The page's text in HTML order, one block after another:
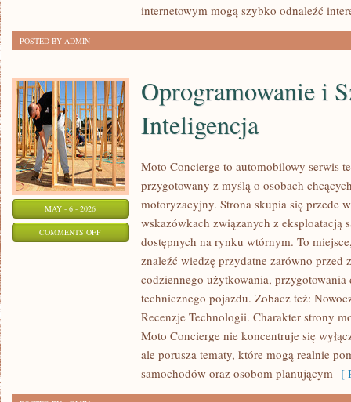
internetowym mogą szybko odnaleźć
POSTED BY ADMIN
MAY - 6 - 2026
COMMENTS OFFON
OPROGRAMOWANIE
Oprogramowanie i
Inteligencja
Moto Concierge to automobilowy serwis
przygotowany z myślą o osobach
motoryzacyjny. Strona skupia się przede
wskazówkach związanych z eksploatacją
dostępnych na rynku wtórnym. To
znaleźć wiedzę przydatne zarówno przed
codziennego użytkowania,
technicznego pojazdu. Zobacz też:
Recenzje Technologii. Charakter strony
Moto Concierge nie koncentruje się
ale porusza tematy, które mogą realnie
samochodów oraz osobom planującym [